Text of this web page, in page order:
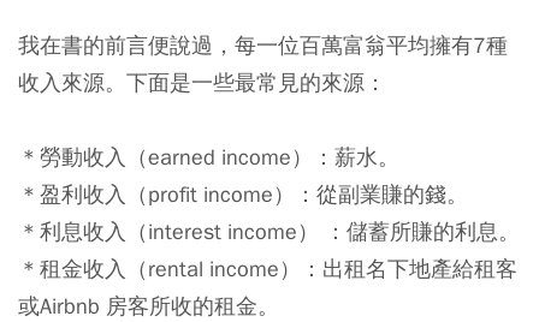
我在書的前言便說過，每一位百萬富翁平均擁有7種
收入來源。下面是一些最常見的來源：
＊勞動收入（earned income）：薪水。
＊盈利收入（profit income）：從副業賺的錢。
＊利息收入（interest income） ：儲蓄所賺的利息。
＊租金收入（rental income）：出租名下地產給租客
或Airbnb 房客所收的租金。